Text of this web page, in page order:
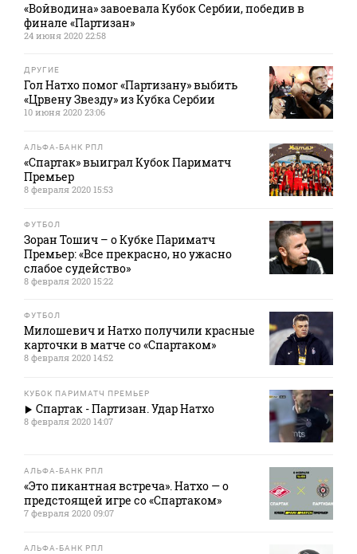
«Войводина» завоевала Кубок Сербии, победив в
финале «Партизан»
24 июня 2020 22:58
ДРУГИЕ
Гол Натхо помог «Партизану» выбить
«Црвену Звезду» из Кубка Сербии
10 июня 2020 23:06
АЛЬФА-БАНК РПЛ
«Спартак» выиграл Кубок Париматч
Премьер
8 февраля 2020 15:53
ФУТБОЛ
Зоран Тошич – о Кубке Париматч
Премьер: «Все прекрасно, но ужасно
слабое судейство»
8 февраля 2020 15:22
ФУТБОЛ
Милошевич и Натхо получили красные
карточки в матче со «Спартаком»
8 февраля 2020 14:52
КУБОК ПАРИМАТЧ ПРЕМЬЕР
Спартак - Партизан. Удар Натхо
8 февраля 2020 14:07
АЛЬФА-БАНК РПЛ
«Это пикантная встреча». Натхо — о
предстоящей игре со «Спартаком»
7 февраля 2020 09:07
АЛЬФА-БАНК РПЛ